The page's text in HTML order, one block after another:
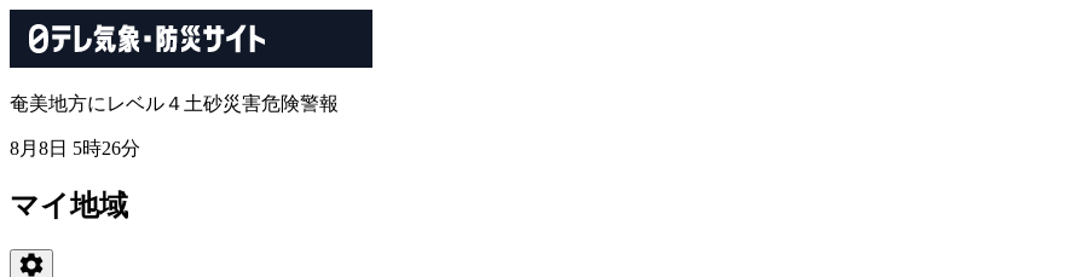
奄美地方にレベル４土砂災害危険警報
8月8日 5時26分
マイ地域